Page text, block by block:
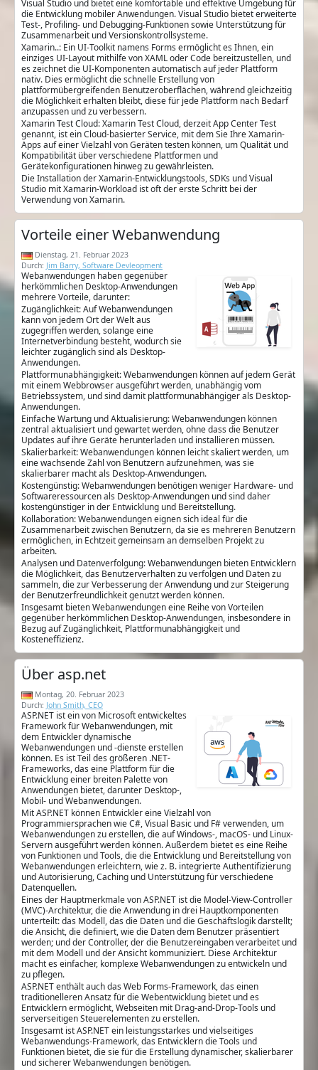
Visual Studio und bietet eine komfortable und effektive Umgebung für
die Entwicklung mobiler Anwendungen. Visual Studio bietet erweiterte
Test-, Profiling- und Debugging-Funktionen sowie Unterstützung für
Zusammenarbeit und Versionskontrollsysteme.
Xamarin..: Ein UI-Toolkit namens Forms ermöglicht es Ihnen, ein
einziges UI-Layout mithilfe von XAML oder Code bereitzustellen, und
es zeichnet die UI-Komponenten automatisch auf jeder Plattform
nativ. Dies ermöglicht die schnelle Erstellung von
plattformübergreifenden Benutzeroberflächen, während gleichzeitig
die Möglichkeit erhalten bleibt, diese für jede Plattform nach Bedarf
anzupassen und zu verbessern.
Xamarin Test Cloud: Xamarin Test Cloud, derzeit App Center Test
genannt, ist ein Cloud-basierter Service, mit dem Sie Ihre Xamarin-
Apps auf einer Vielzahl von Geräten testen können, um Qualität und
Kompatibilität über verschiedene Plattformen und
Gerätekonfigurationen hinweg zu gewährleisten.
Die Installation der Xamarin-Entwicklungstools, SDKs und Visual
Studio mit Xamarin-Workload ist oft der erste Schritt bei der
Verwendung von Xamarin.
Vorteile einer Webanwendung
Dienstag, 21. Februar 2023
Durch: Jim Barry, Software Devleopment
Webanwendungen haben gegenüber
herkömmlichen Desktop-Anwendungen
mehrere Vorteile, darunter:
Zugänglichkeit: Auf Webanwendungen
kann von jedem Ort der Welt aus
zugegriffen werden, solange eine
Internetverbindung besteht, wodurch sie
leichter zugänglich sind als Desktop-
Anwendungen.
Plattformunabhängigkeit: Webanwendungen können auf jedem Gerät
mit einem Webbrowser ausgeführt werden, unabhängig vom
Betriebssystem, und sind damit plattformunabhängiger als Desktop-
Anwendungen.
Einfache Wartung und Aktualisierung: Webanwendungen können
zentral aktualisiert und gewartet werden, ohne dass die Benutzer
Updates auf ihre Geräte herunterladen und installieren müssen.
Skalierbarkeit: Webanwendungen können leicht skaliert werden, um
eine wachsende Zahl von Benutzern aufzunehmen, was sie
skalierbarer macht als Desktop-Anwendungen.
Kostengünstig: Webanwendungen benötigen weniger Hardware- und
Softwareressourcen als Desktop-Anwendungen und sind daher
kostengünstiger in der Entwicklung und Bereitstellung.
Kollaboration: Webanwendungen eignen sich ideal für die
Zusammenarbeit zwischen Benutzern, da sie es mehreren Benutzern
ermöglichen, in Echtzeit gemeinsam an demselben Projekt zu
arbeiten.
Analysen und Datenverfolgung: Webanwendungen bieten Entwicklern
die Möglichkeit, das Benutzerverhalten zu verfolgen und Daten zu
sammeln, die zur Verbesserung der Anwendung und zur Steigerung
der Benutzerfreundlichkeit genutzt werden können.
Insgesamt bieten Webanwendungen eine Reihe von Vorteilen
gegenüber herkömmlichen Desktop-Anwendungen, insbesondere in
Bezug auf Zugänglichkeit, Plattformunabhängigkeit und
Kosteneffizienz.
Über asp.net
Montag, 20. Februar 2023
Durch: John Smith, CEO
ASP.NET ist ein von Microsoft entwickeltes
Framework für Webanwendungen, mit
dem Entwickler dynamische
Webanwendungen und -dienste erstellen
können. Es ist Teil des größeren .NET-
Frameworks, das eine Plattform für die
Entwicklung einer breiten Palette von
Anwendungen bietet, darunter Desktop-,
Mobil- und Webanwendungen.
Mit ASP.NET können Entwickler eine Vielzahl von
Programmiersprachen wie C#, Visual Basic und F# verwenden, um
Webanwendungen zu erstellen, die auf Windows-, macOS- und Linux-
Servern ausgeführt werden können. Außerdem bietet es eine Reihe
von Funktionen und Tools, die die Entwicklung und Bereitstellung von
Webanwendungen erleichtern, wie z. B. integrierte Authentifizierung
und Autorisierung, Caching und Unterstützung für verschiedene
Datenquellen.
Eines der Hauptmerkmale von ASP.NET ist die Model-View-Controller
(MVC)-Architektur, die die Anwendung in drei Hauptkomponenten
unterteilt: das Modell, das die Daten und die Geschäftslogik darstellt;
die Ansicht, die definiert, wie die Daten dem Benutzer präsentiert
werden; und der Controller, der die Benutzereingaben verarbeitet und
mit dem Modell und der Ansicht kommuniziert. Diese Architektur
macht es einfacher, komplexe Webanwendungen zu entwickeln und
zu pflegen.
ASP.NET enthält auch das Web Forms-Framework, das einen
traditionelleren Ansatz für die Webentwicklung bietet und es
Entwicklern ermöglicht, Webseiten mit Drag-and-Drop-Tools und
serverseitigen Steuerelementen zu erstellen.
Insgesamt ist ASP.NET ein leistungsstarkes und vielseitiges
Webanwendungs-Framework, das Entwicklern die Tools und
Funktionen bietet, die sie für die Erstellung dynamischer, skalierbarer
und sicherer Webanwendungen benötigen.